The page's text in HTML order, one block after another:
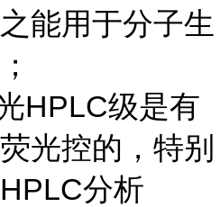
能用于分子生
HPLC级是有
光控的，特别
分析